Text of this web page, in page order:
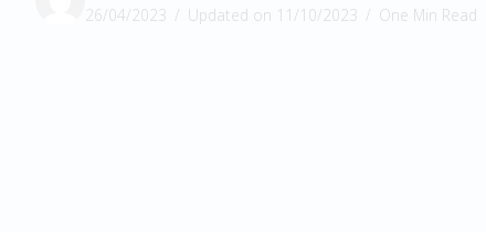
26/04/2023
Updated on 11/10/2023 One Min Read